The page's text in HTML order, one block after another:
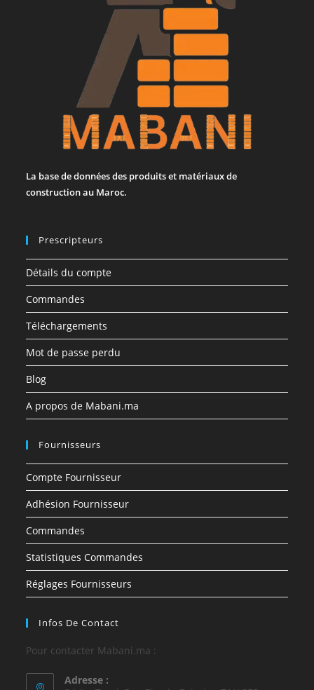
La base de données des produits et matériaux de
construction au Maroc.
Prescripteurs
Détails du compte
Commandes
Téléchargements
Mot de passe perdu
Blog
A propos de Mabani.ma
Fournisseurs
Compte Fournisseur
Adhésion Fournisseur
Commandes
Statistiques Commandes
Réglages Fournisseurs
Infos De Contact
Pour contacter Mabani.ma :
Adresse :